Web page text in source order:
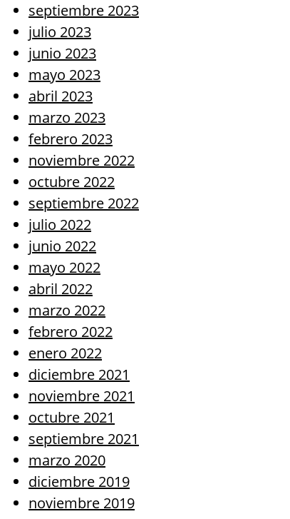
septiembre 2023
julio 2023
junio 2023
mayo 2023
abril 2023
marzo 2023
febrero 2023
noviembre 2022
octubre 2022
septiembre 2022
julio 2022
junio 2022
mayo 2022
abril 2022
marzo 2022
febrero 2022
enero 2022
diciembre 2021
noviembre 2021
octubre 2021
septiembre 2021
marzo 2020
diciembre 2019
noviembre 2019